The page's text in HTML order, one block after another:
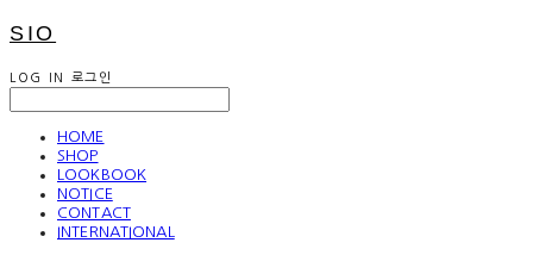
SIO
LOG IN 로그인
HOME
SHOP
LOOKBOOK
NOTICE
CONTACT
INTERNATIONAL